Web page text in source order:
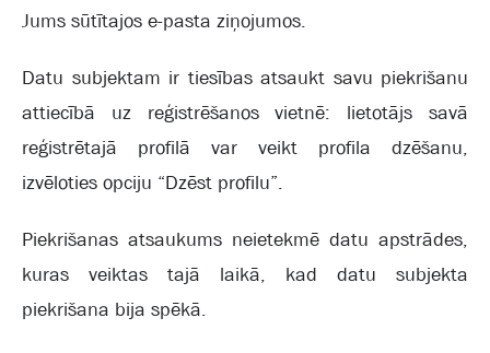
Jums sūtītajos e-pasta ziņojumos.
Datu subjektam ir tiesības atsaukt savu piekrišanu
attiecībā uz reģistrēšanos vietnē: lietotājs savā
reģistrētajā profilā var veikt profila dzēšanu,
izvēloties opciju “Dzēst profilu”.
Piekrišanas atsaukums neietekmē datu apstrādes,
kuras veiktas tajā laikā, kad datu subjekta
piekrišana bija spēkā.